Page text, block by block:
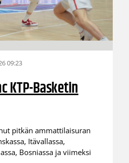
09:23
KTP-Basketin
pitkän ammattilaisuran
Itävallassa,
Bosniassa ja viimeksi